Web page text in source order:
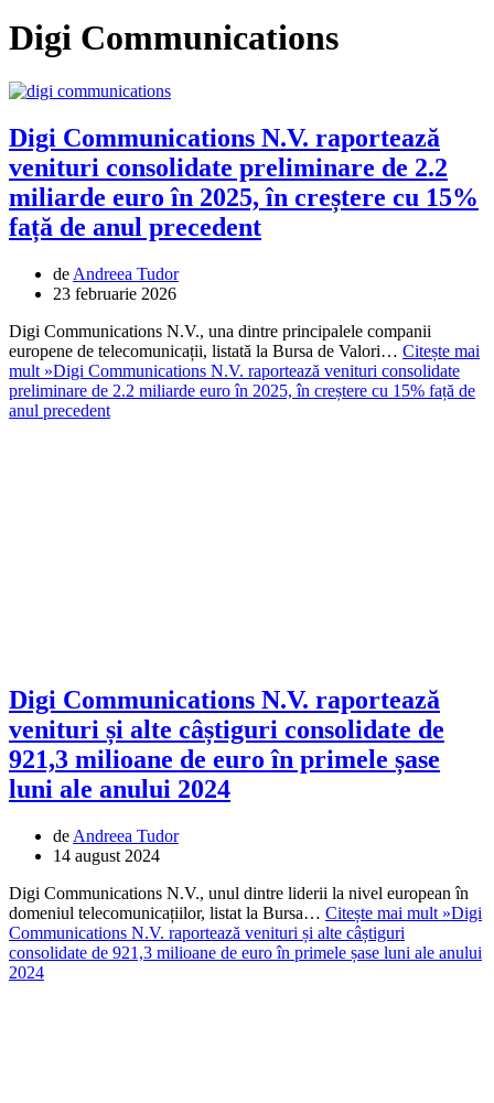
Digi Communications
Digi Communications N.V. raportează
venituri consolidate preliminare de 2.2
miliarde euro în 2025, în creștere cu 15%
față de anul precedent
de Andreea Tudor
23 februarie 2026
Digi Communications N.V., una dintre principalele companii
europene de telecomunicații, listată la Bursa de Valori… Citește mai
mult »Digi Communications N.V. raportează venituri consolidate
preliminare de 2.2 miliarde euro în 2025, în creștere cu 15% față de
anul precedent
Digi Communications N.V. raportează
venituri și alte câștiguri consolidate de
921,3 milioane de euro în primele șase
luni ale anului 2024
de Andreea Tudor
14 august 2024
Digi Communications N.V., unul dintre liderii la nivel european în
domeniul telecomunicațiilor, listat la Bursa… Citește mai mult »Digi
Communications N.V. raportează venituri și alte câștiguri
consolidate de 921,3 milioane de euro în primele șase luni ale anului
2024